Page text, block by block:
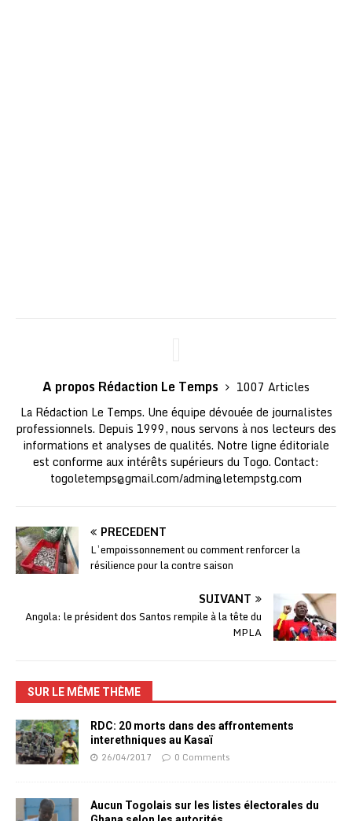
A propos Rédaction Le Temps
1007 Articles
La Rédaction Le Temps. Une équipe dévouée de journalistes
professionnels. Depuis 1999, nous servons à nos lecteurs des
informations et analyses de qualités. Notre ligne éditoriale
est conforme aux intérêts supérieurs du Togo. Contact:
togoletemps@gmail.com/admin@letempstg.com
PRÉCÉDENT
L’empoissonnement ou comment renforcer la
résilience pour la contre saison
SUIVANT
Angola: le président dos Santos rempile à la tête du
MPLA
SUR LE MÊME THÈME
RDC: 20 morts dans des affrontements
interethniques au Kasaï
26/04/2017 0 Comments
Aucun Togolais sur les listes électorales du